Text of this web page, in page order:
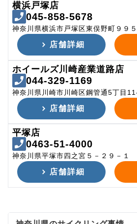
横浜戸塚店
045-858-5678
神奈川県横浜市戸塚区東俣野町９９５
店舗詳細
ホイールズ川崎産業道路店
044-329-1169
神奈川県川崎市川崎区鋼管通5丁目
店舗詳細
平塚店
0463-51-4000
神奈川県平塚市四之宮５－２９－１
店舗詳細